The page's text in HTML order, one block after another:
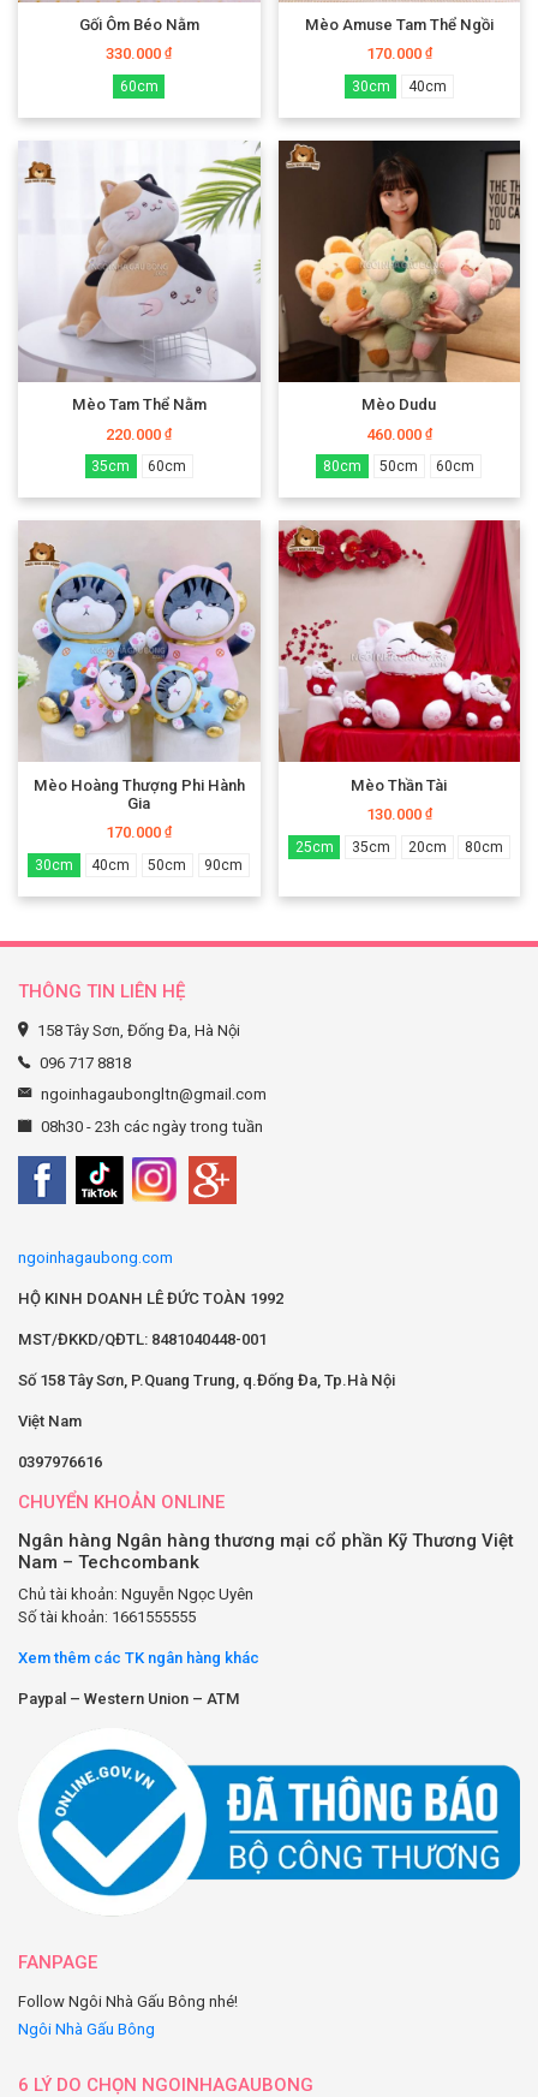
Gối Ôm Béo Nằm
330.000₫
60cm
Mèo Amuse Tam Thể Ngồi
170.000 ₫
30cm 40cm
Mèo Tam Thể Nằm
220.000₫
35cm 60cm
Mèo Dudu
460.000 ₫
80cm 50cm 60cm
Mèo Hoàng Thượng Phi Hành
Gia
170.000₫
30cm 40cm 50cm 90cm
Mèo Thần Tài
130.000 ₫
25cm 35cm 20cm 80cm
THÔNG TIN LIÊN HỆ
158 Tây Sơn, Đống Đa, Hà Nội
096 717 8818
ngoinhagaubongltn@gmail.com
08h30 - 23h các ngày trong tuần
ngoinhagaubong.com
HỘ KINH DOANH LÊ ĐỨC TOÀN 1992
MST/ĐKKD/QĐTL: 8481040448-001
Số 158 Tây Sơn, P.Quang Trung, q.Đống Đa, Tp.Hà Nội
Việt Nam
0397976616
CHUYỂN KHOẢN ONLINE
Ngân hàng Ngân hàng thương mại cổ phần Kỹ Thương Việt
Nam – Techcombank
Chủ tài khoản: Nguyễn Ngọc Uyên
Số tài khoản: 1661555555
Xem thêm các TK ngân hàng khác
Paypal – Western Union – ATM
FANPAGE
Follow Ngôi Nhà Gấu Bông nhé!
Ngôi Nhà Gấu Bông
6 LÝ DO CHỌN NGOINHAGAUBONG